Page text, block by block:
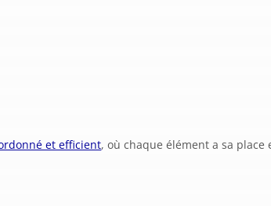
et efficient, où chaque élément a sa place